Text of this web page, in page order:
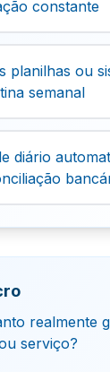
constante
planilhas ou
semanal
diário
realmente
serviço?